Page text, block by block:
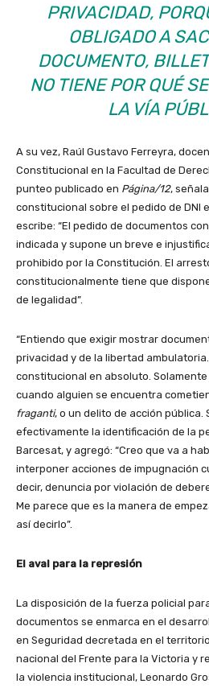
PRIVACIDAD,
OBLIGADO A
DOCUMENTO,
NO TIENE POR QUÉ
LA VÍA
A su vez, Raúl Gustavo Ferreyra,
Constitucional en la Facultad de
punteo publicado en Página/12,
constitucional sobre el pedido de DNI
escribe: “El pedido de documentos
indicada y supone un breve e
prohibido por la Constitución. El
constitucionalmente tiene que
de legalidad”.
“Entiendo que exigir mostrar
privacidad y de la libertad
constitucional en absoluto.
cuando alguien se encuentra
fraganti, o un delito de acción pública.
efectivamente la identificación de la
Barcesat, y agregó: “Creo que va a
interponer acciones de impugnación
decir, denuncia por violación de
Me parece que es la manera de
así decirlo”.
El aval para la represión
La disposición de la fuerza policial
documentos se enmarca en el
en Seguridad decretada en el
nacional del Frente para la Victoria y
la violencia institucional, Leonardo